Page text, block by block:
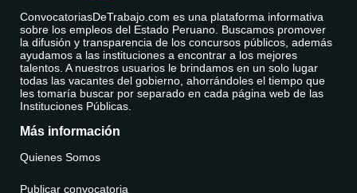
ConvocatoriasDeTrabajo.com es una plataforma informativa
sobre los empleos del Estado Peruano. Buscamos promover
la difusión y transparencia de los concursos públicos, además
ayudamos a las instituciones a encontrar a los mejores
talentos. A nuestros usuarios le brindamos en un solo lugar
todas las vacantes del gobierno, ahorrándoles el tiempo que
les tomaría buscar por separado en cada página web de las
Instituciones Públicas.
Más información
Quienes Somos
Publicar convocatoria